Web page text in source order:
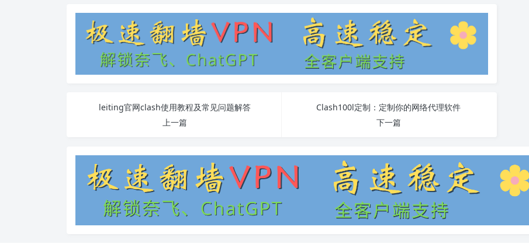
leiting官网clash使用教程及常见问题解答
上一篇
Clash100l定制：定制你的网络代理软件
下一篇